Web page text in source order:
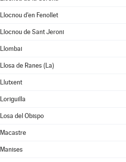
Llocnou d'en Fenollet
Llocnou de Sant Jeroni
Llombai
Llosa de Ranes (La)
Llutxent
Loriguilla
Losa del Obispo
Macastre
Manises